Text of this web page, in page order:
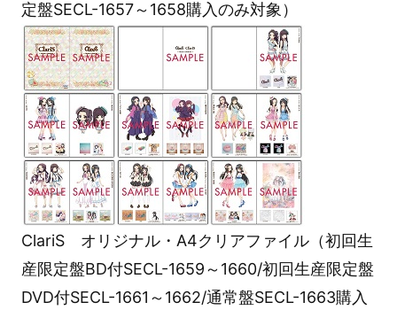
定盤SECL-1657～1658購入のみ対象）
ClariS オリジナル・A4クリアファイル（初回生
産限定盤BD付SECL-1659～1660/初回生産限定盤
DVD付SECL-1661～1662/通常盤SECL-1663購入